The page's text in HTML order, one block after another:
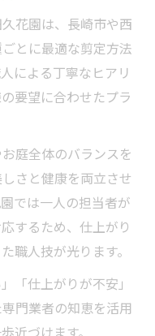
花園は、長崎市や西
とに最適な剪定方法
による丁寧なヒアリ
要望に合わせたプラ
庭全体のバランスを
さと健康を両立させ
では一人の担当者が
するため、仕上がり
職人技が光ります。
「仕上がりが不安」
門業者の知恵を活用
近づけます。